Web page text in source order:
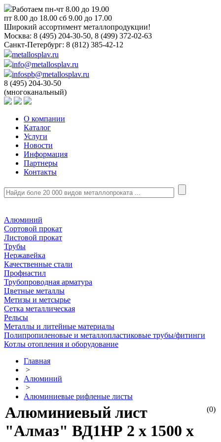
Работаем пн-чт 8.00 до 19.00
пт 8.00 до 18.00 сб 9.00 до 17.00
Широкий ассортимент металлопродукции!
Москва: 8 (495) 204-30-50, 8 (499) 372-02-63
Санкт-Петербург: 8 (812) 385-42-12
metallosplav.ru
info@metallosplav.ru
infospb@metallosplav.ru
8 (495) 204-30-50
(многоканальный)
О компании
Каталог
Услуги
Новости
Информация
Партнеры
Контакты
Алюминий
Сортовой прокат
Листовой прокат
Трубы
Нержавейка
Качественные стали
Профнастил
Трубопроводная арматура
Цветные металлы
Метизы и метсырье
Сетка металлическая
Рельсы
Металлы и литейные материалы
Полипропиленовые и металлопластиковые трубы/фитинги
Котлы отопления и оборудование
Главная
>
Алюминий
>
Алюминиевые рифленые листы
(0)
Алюминиевый лист
"Алмаз" ВД1НР 2 х 1500 х